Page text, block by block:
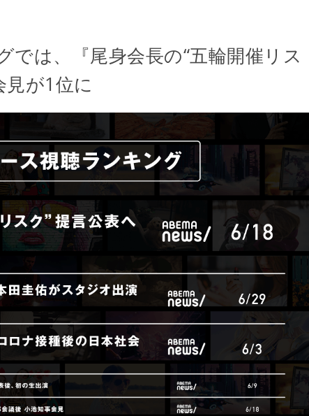
では、『尾身会長の“五輪開催リス
見が1位に